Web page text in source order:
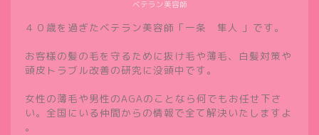
ベテラン美容師
４０歳を過ぎたベテラン美容師「一条 隼人 」です。
お客様の髪の毛を守るために抜け毛や薄毛、白髪対策や
頭皮トラブル改善の研究に没頭中です。
女性の薄毛や男性のAGAのことなら何でもお任せ下さ
い。全国にいる仲間からの情報で全て解決いたしますよ
。